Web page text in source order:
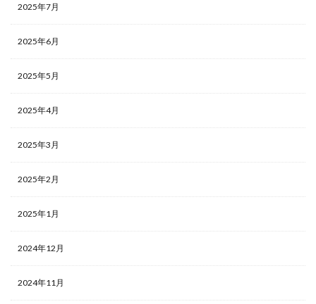
2025年7月
2025年6月
2025年5月
2025年4月
2025年3月
2025年2月
2025年1月
2024年12月
2024年11月